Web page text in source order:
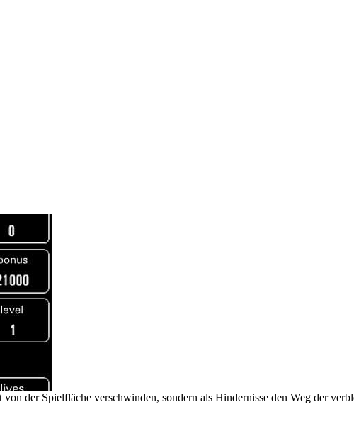
der Spielfläche verschwinden, sondern als Hindernisse den Weg der